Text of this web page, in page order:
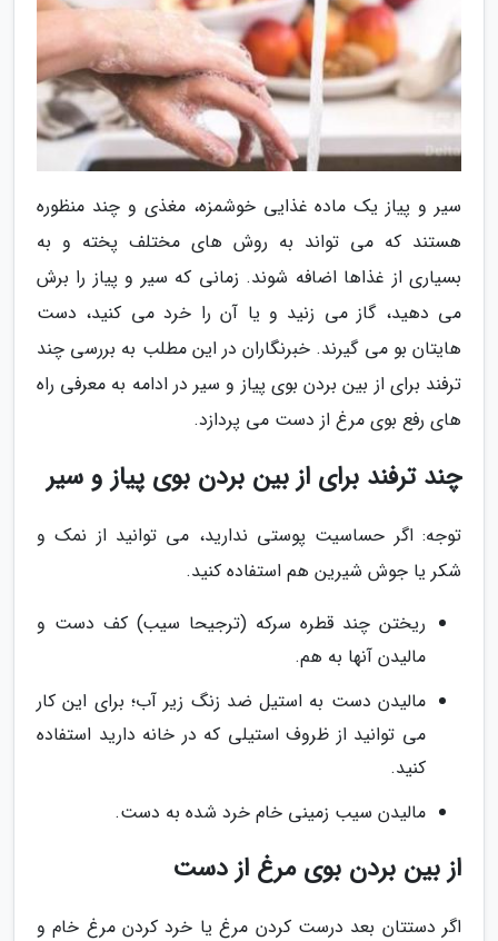
سیر و پیاز یک ماده غذایی خوشمزه، مغذی و چند منظوره
هستند که می تواند به روش های مختلف پخته و به
بسیاری از غذاها اضافه شوند. زمانی که سیر و پیاز را برش
می دهید، گاز می زنید و یا آن را خرد می کنید، دست
هایتان بو می گیرند. خبرنگاران در این مطلب به بررسی چند
ترفند برای از بین بردن بوی پیاز و سیر در ادامه به معرفی راه
های رفع بوی مرغ از دست می پردازد.
چند ترفند برای از بین بردن بوی پیاز و سیر
توجه: اگر حساسیت پوستی ندارید، می توانید از نمک و
شکر یا جوش شیرین هم استفاده کنید.
ریختن چند قطره سرکه (ترجیحا سیب) کف دست و
مالیدن آنها به هم.
مالیدن دست به استیل ضد زنگ زیر آب؛ برای این کار
می توانید از ظروف استیلی که در خانه دارید استفاده
کنید.
مالیدن سیب زمینی خام خرد شده به دست.
از بین بردن بوی مرغ از دست
اگر دستتان بعد درست کردن مرغ یا خرد کردن مرغ خام و